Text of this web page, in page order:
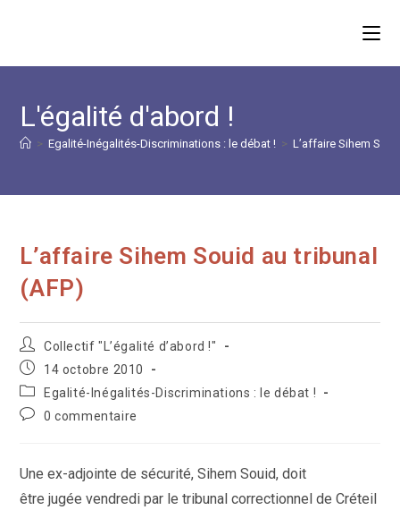
L'égalité d'abord !
> Egalité-Inégalités-Discriminations : le débat ! > L’affaire Sihem
L’affaire Sihem Souid au tribunal
(AFP)
Auteur/autrice
de
la
publication :
Collectif "L’égalité d’abord !"
Publication
publiée :
14 octobre 2010
Post
category:
Egalité-Inégalités-Discriminations : le débat !
Commentaires
0 commentaire
Une ex-adjointe de sécurité, Sihem Souid, doit
être jugée vendredi par le tribunal correctionnel de Créteil